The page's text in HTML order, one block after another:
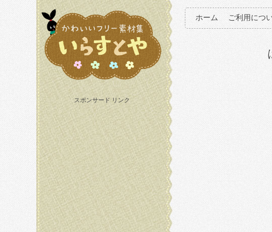
スポンサード リンク
ホーム ご利用につ